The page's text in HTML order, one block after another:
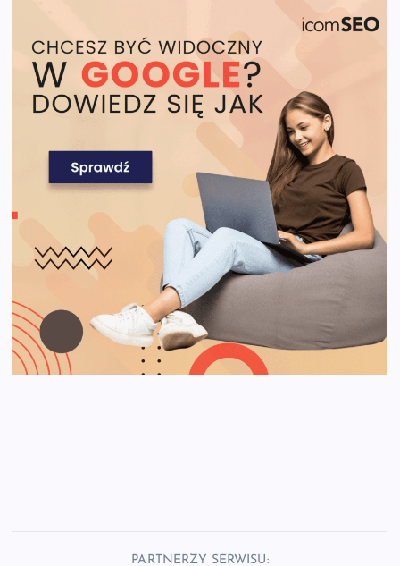
PARTNERZY SERWISU: